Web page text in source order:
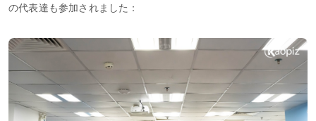
の代表達も参加されました：